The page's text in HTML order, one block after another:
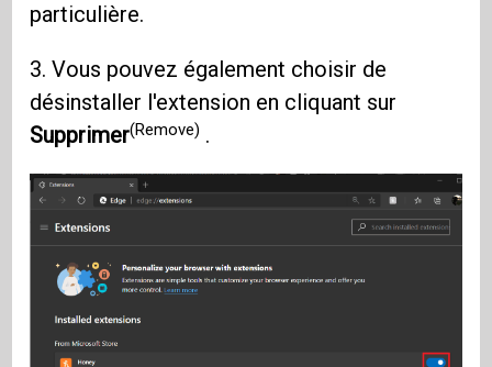
particulière.
3. Vous pouvez également choisir de
désinstaller l'extension en cliquant sur
Supprimer(Remove) .